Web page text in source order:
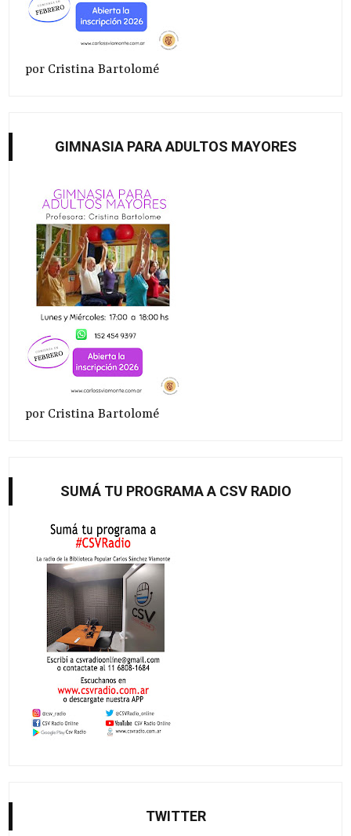
por Cristina Bartolomé
GIMNASIA PARA ADULTOS MAYORES
por Cristina Bartolomé
SUMÁ TU PROGRAMA A CSV RADIO
TWITTER